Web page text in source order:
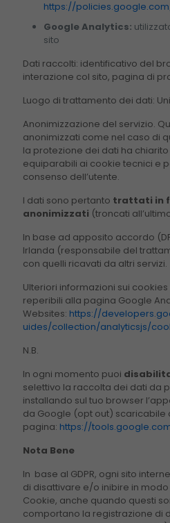
https://
Google Analytics:
sito
Dati raccolti: identificativo del
interazione col sito, pagina di
Luogo di trattamento dei dati:
Anonimizzazione del servizio.
anonimizzati come nel caso di
la protezione dei dati ha
equiparabili ai cookie tecnici e
consenso dell’utente.
I dati sono pertanto trattati in
anonimizzati (troncati
In base ad apposito accordo
Irlanda (responsabile del
con quelli ricavati da altri servizi.
Ulteriori informazioni sui
reperibili alla pagina Google
Websites: https://
uides/collection/analyticsjs/
N.B.
In ogni momento puoi
selettivo la raccolta dei dati da
installando sul tuo browser
da Google (opt out) scaricabile
pagina: https://
Nota Bene
In base al GDPR, ogni sito
di disattivare e/o inibire in
Cookie, anche quando questi
comportano la registrazione di